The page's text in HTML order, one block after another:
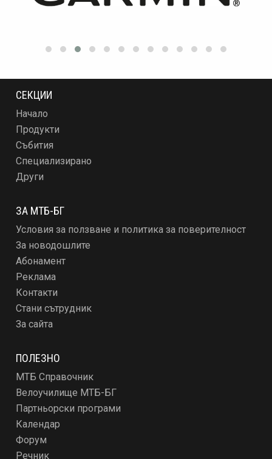
СЕКЦИИ
Начало
Продукти
Събития
Специализирано
Други
ЗА МТБ-БГ
Условия за ползване и политика за поверителност
За новодошлите
Абонамент
Реклама
Контакти
Стани сътрудник
За сайта
ПОЛЕЗНО
МТБ Справочник
Велоучилище МТБ-БГ
Партньорски програми
Календар
Форум
Речник